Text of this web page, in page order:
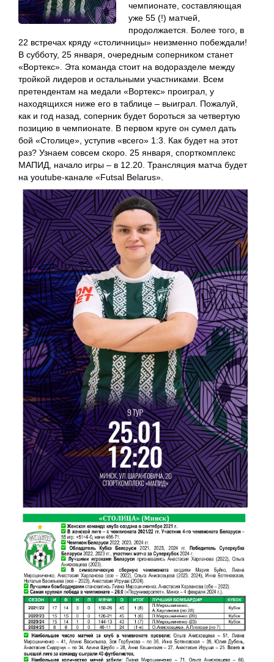
чемпионате, составляющая
уже 55 (!) матчей,
продолжается. Более того, в
22 встречах кряду «столичницы» неизменно побеждали!
В субботу, 25 января, очередным соперником станет
«Вортекс». Эта команда стоит на водоразделе между
тройкой лидеров и остальными участниками. Всем
претендентам на медали «Вортекс» проиграл, у
находящихся ниже его в таблице – выиграл. Пожалуй,
как и год назад, соперник будет бороться за четвертую
позицию в чемпионате. В первом круге он сумел дать
бой «Столице», уступив «всего» 1:3. Как будет на этот
раз? Узнаем совсем скоро. 25 января, спорткомплекс
МАПИД, начало игры – в 12.20. Трансляция матча будет
на youtube-канале «Futsal Bеlarus».